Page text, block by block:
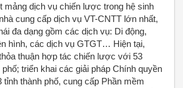
mảng dịch vụ chiến lược trong hệ sinh
cung cấp dịch vụ VT-CNTT lớn nhất,
đa dạng gồm các dịch vụ: Di động,
hình, các dịch vụ GTGT… Hiện tại,
thuận hợp tác chiến lược với 53
triển khai các giải pháp Chính quyền
tỉnh thành phố, cung cấp Phần mềm